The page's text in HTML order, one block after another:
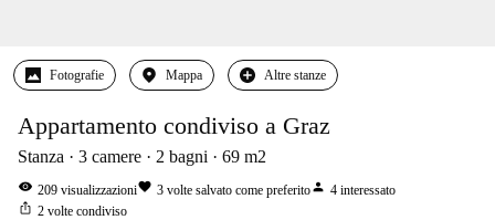
Fotografie Mappa Altre stanze
Appartamento condiviso a Graz
Stanza 3 camere 2 bagni 69 m2
visibility 209 visualizzazionifavorite 3 volte salvato come preferitoperson 4 interessato
ios_share 2 volte condiviso